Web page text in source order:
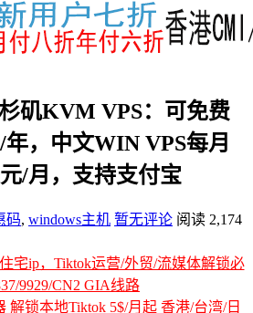
矶KVM VPS：可免费
，中文WIN VPS每月
/月，支持支付宝
码, windows主机 暂无评论 阅读 2,174
宅ip，Tiktok运营/外贸/流媒体解锁必
9929/CN2 GIA线路
解锁本地Tiktok 5$/月起 香港/台湾/日